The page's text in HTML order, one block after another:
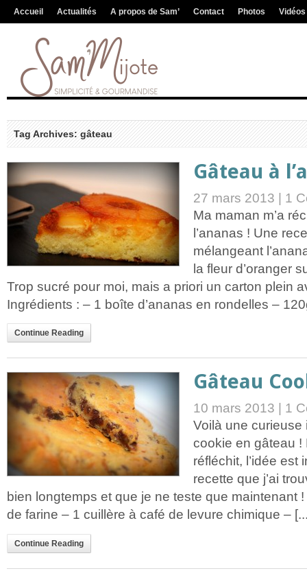
Accueil Actualités A propos de Sam’ Contact Photos Vidéos
Tag Archives: gâteau
Gâteau à
27 mars 2013 | 1
Ma maman m’a
l’ananas ! Une
mélangeant
la fleur d’oranger
Trop sucré pour moi, mais a priori un carton plein
Ingrédients : – 1 boîte d’ananas en rondelles –
Continue Reading
Gâteau
10 mars 2013 | 1
Voilà une curieuse
cookie en gâteau !
réfléchit, l’idée est
recette que j’ai
bien longtemps et que je ne teste que maintenant
de farine – 1 cuillère à café de levure chimique –
Continue Reading